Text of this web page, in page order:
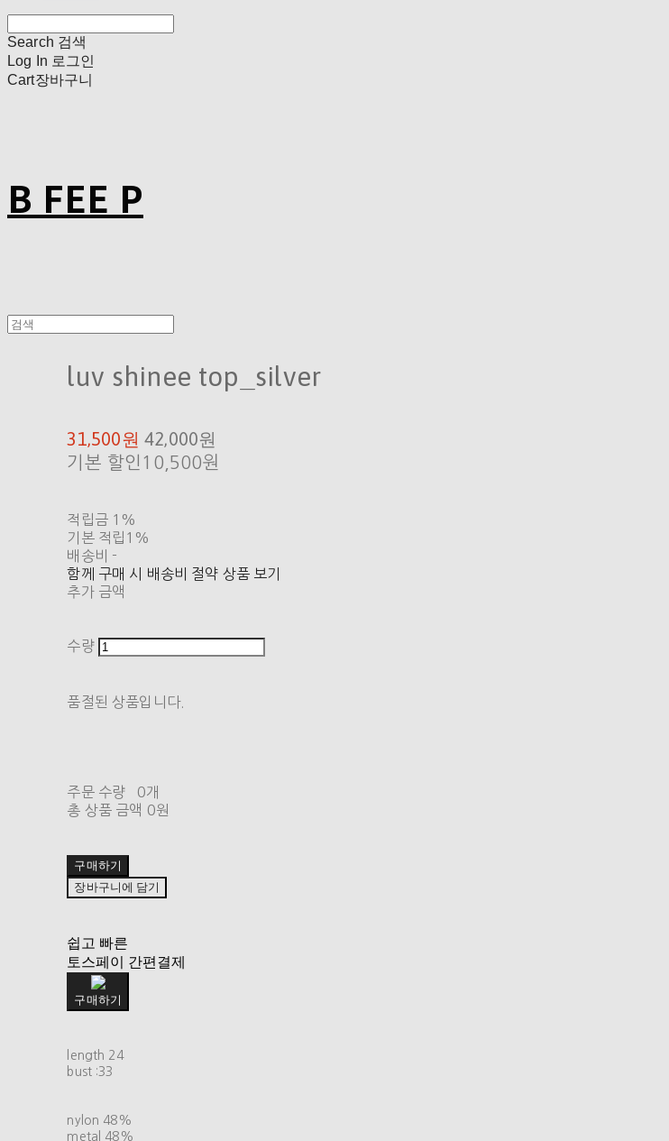
Search 검색
Log In 로그인
Cart장바구니
B FEE P
luv shinee top_silver
31,500원 42,000원
기본 할인 10,500원
적립금 1%
기본 적립 1%
배송비 -
함께 구매 시 배송비 절약 상품 보기
추가 금액
수량
품절된 상품입니다.
주문 수량
0개
총 상품 금액 0원
구매하기
장바구니에 담기
쉽고 빠른
토스페이 간편결제
구매하기
length 24
bust :33
nylon 48%
metal 48%